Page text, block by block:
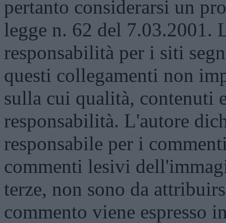
pertanto considerarsi un
legge n. 62 del 7.03.2001.
responsabilità per i siti
questi collegamenti non
sulla cui qualità, contenuti
responsabilità. L'autore
responsabile per i
commenti lesivi
terze, non sono da
commento viene espresso